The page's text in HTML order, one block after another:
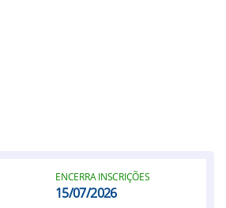
ENCERRA INSCRIÇÕES
15/07/2026